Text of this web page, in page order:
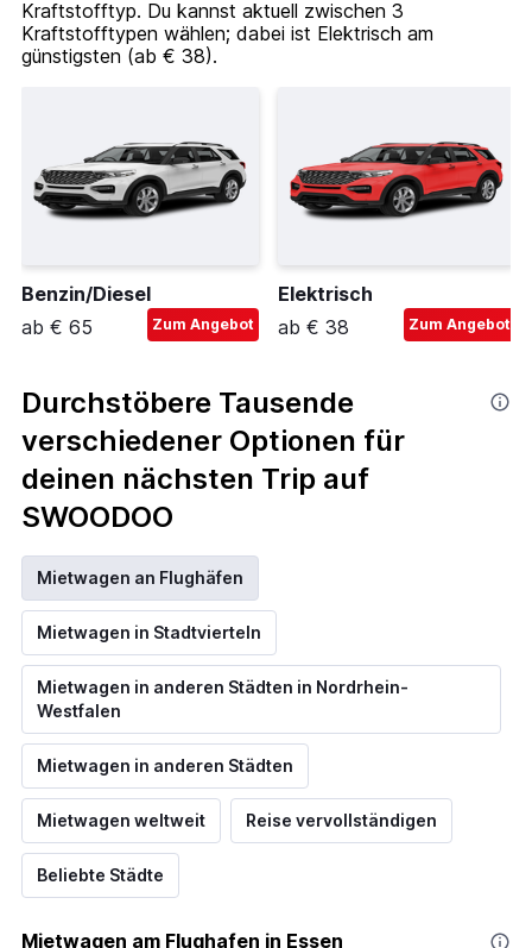
Kraftstofftyp. Du kannst aktuell zwischen 3
Kraftstofftypen wählen; dabei ist Elektrisch am
günstigsten (ab € 38).
Benzin/Diesel
ab € 65
Zum Angebot
Elektrisch
ab € 38
Zum Angebot
Durchstöbere Tausende
verschiedener Optionen für
deinen nächsten Trip auf
SWOODOO
Mietwagen an Flughäfen
Mietwagen in Stadtvierteln
Mietwagen in anderen Städten in Nordrhein-
Westfalen
Mietwagen in anderen Städten
Mietwagen weltweit Reise vervollständigen
Beliebte Städte
Mietwagen am Flughafen in Essen